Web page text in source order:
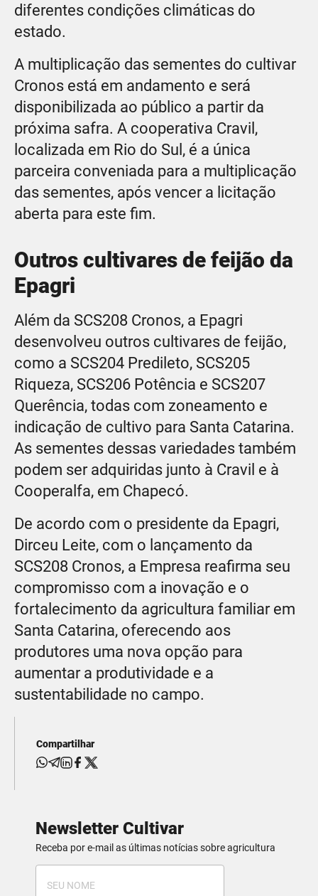
diferentes condições climáticas do
estado.
A multiplicação das sementes do cultivar
Cronos está em andamento e será
disponibilizada ao público a partir da
próxima safra. A cooperativa Cravil,
localizada em Rio do Sul, é a única
parceira conveniada para a multiplicação
das sementes, após vencer a licitação
aberta para este fim.
Outros cultivares de feijão da
Epagri
Além da SCS208 Cronos, a Epagri
desenvolveu outros cultivares de feijão,
como a SCS204 Predileto, SCS205
Riqueza, SCS206 Potência e SCS207
Querência, todas com zoneamento e
indicação de cultivo para Santa Catarina.
As sementes dessas variedades também
podem ser adquiridas junto à Cravil e à
Cooperalfa, em Chapecó.
De acordo com o presidente da Epagri,
Dirceu Leite, com o lançamento da
SCS208 Cronos, a Empresa reafirma seu
compromisso com a inovação e o
fortalecimento da agricultura familiar em
Santa Catarina, oferecendo aos
produtores uma nova opção para
aumentar a produtividade e a
sustentabilidade no campo.
Compartilhar
Newsletter Cultivar
Receba por e-mail as últimas notícias sobre agricultura